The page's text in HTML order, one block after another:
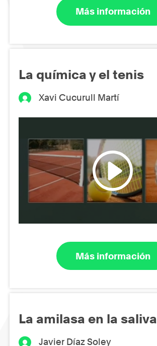
Más información
La química y el tenis
Xavi Cucurull Martí
Más información
La amilasa en la saliva
Javier Díaz Soley